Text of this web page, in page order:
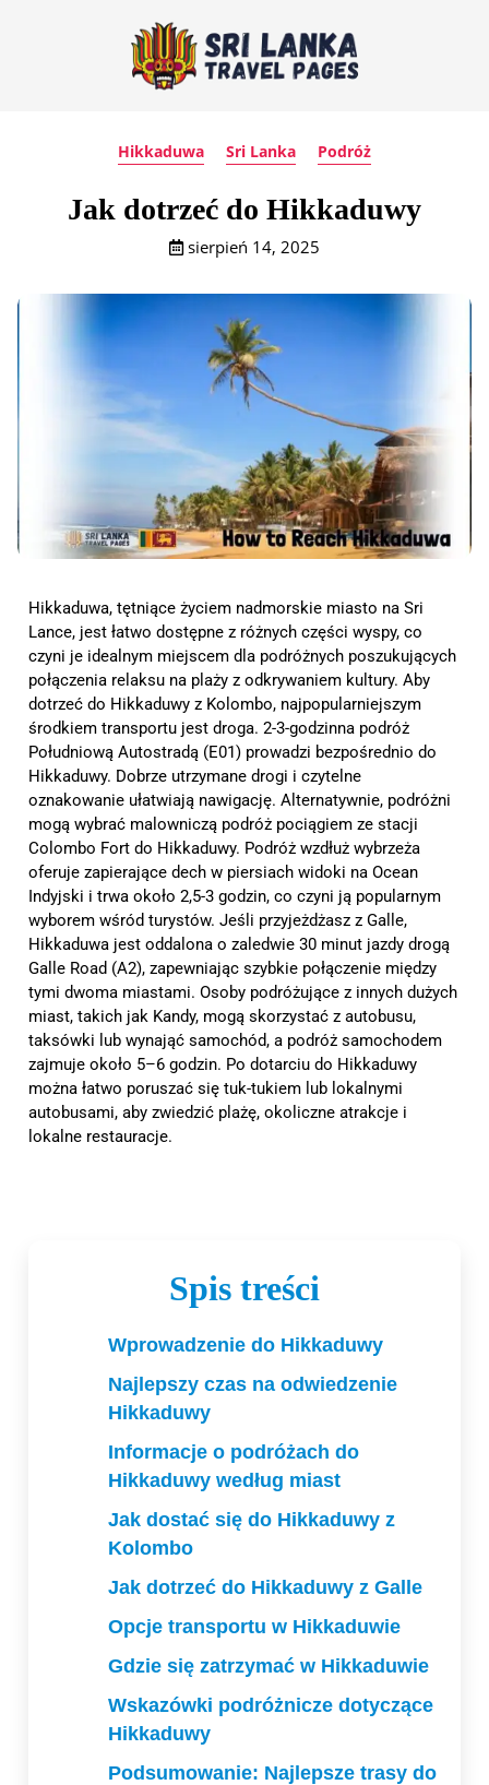
Hikkaduwa Sri Lanka Podróż
Jak dotrzeć do Hikkaduwy
sierpień 14, 2025
Hikkaduwa, tętniące życiem nadmorskie miasto na Sri
Lance, jest łatwo dostępne z różnych części wyspy, co
czyni je idealnym miejscem dla podróżnych poszukujących
połączenia relaksu na plaży z odkrywaniem kultury. Aby
dotrzeć do Hikkaduwy z Kolombo, najpopularniejszym
środkiem transportu jest droga. 2-3-godzinna podróż
Południową Autostradą (E01) prowadzi bezpośrednio do
Hikkaduwy. Dobrze utrzymane drogi i czytelne
oznakowanie ułatwiają nawigację. Alternatywnie, podróżni
mogą wybrać malowniczą podróż pociągiem ze stacji
Colombo Fort do Hikkaduwy. Podróż wzdłuż wybrzeża
oferuje zapierające dech w piersiach widoki na Ocean
Indyjski i trwa około 2,5-3 godzin, co czyni ją popularnym
wyborem wśród turystów. Jeśli przyjeżdżasz z Galle,
Hikkaduwa jest oddalona o zaledwie 30 minut jazdy drogą
Galle Road (A2), zapewniając szybkie połączenie między
tymi dwoma miastami. Osoby podróżujące z innych dużych
miast, takich jak Kandy, mogą skorzystać z autobusu,
taksówki lub wynająć samochód, a podróż samochodem
zajmuje około 5–6 godzin. Po dotarciu do Hikkaduwy
można łatwo poruszać się tuk-tukiem lub lokalnymi
autobusami, aby zwiedzić plażę, okoliczne atrakcje i
lokalne restauracje.
Spis treści
Wprowadzenie do Hikkaduwy
Najlepszy czas na odwiedzenie
Hikkaduwy
Informacje o podróżach do
Hikkaduwy według miast
Jak dostać się do Hikkaduwy z
Kolombo
Jak dotrzeć do Hikkaduwy z Galle
Opcje transportu w Hikkaduwie
Gdzie się zatrzymać w Hikkaduwie
Wskazówki podróżnicze dotyczące
Hikkaduwy
Podsumowanie: Najlepsze trasy do